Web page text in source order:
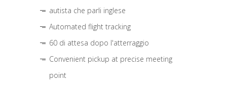
autista che parli inglese
Automated flight tracking
60 di attesa dopo l'atterraggio
Convenient pickup at precise meeting
point